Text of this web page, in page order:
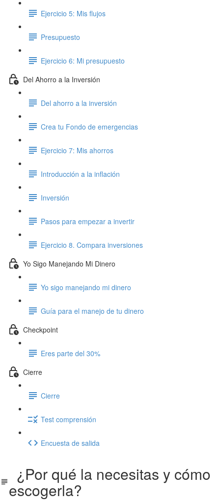
Ejercicio 5: Mis flujos
Presupuesto
Ejercicio 6: Mi presupuesto
Del Ahorro a la Inversión
Del ahorro a la inversión
Crea tu Fondo de emergencias
Ejercicio 7: Mis ahorros
Introducción a la inflación
Inversión
Pasos para empezar a invertir
Ejercicio 8. Compara inversiones
Yo Sigo Manejando Mi Dinero
Yo sigo manejando mi dinero
Guía para el manejo de tu dinero
Checkpoint
Eres parte del 30%
Cierre
Cierre
Test comprensión
Encuesta de salida
¿Por qué la necesitas y cómo
escogerla?